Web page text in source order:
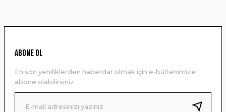
Ürün resmi kalitesiz, bozuk veya görüntülenemiyor.
Ürün bilgilerinde hatalar bulunuyor.
Ürün fiyatı diğer sitelerden daha pahalı.
Bu ürüne benzer farklı alternatifler olmalı.
ABONE OL
En son yeniliklerden haberdar olmak için e-bültenimize
abone olabilirsiniz.